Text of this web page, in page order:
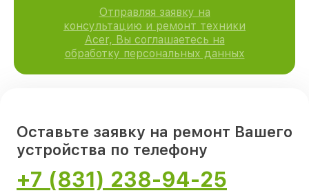
Отправляя заявку на
консультацию и ремонт техники
Acer, Вы соглашаетесь на
обработку персональных данных
Оставьте заявку на ремонт Вашего
устройства по телефону
+7 (831) 238-94-25